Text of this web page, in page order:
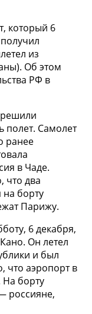
который 6
из
Об этом
РФ в
полет. Самолет
ранее
в Чаде.
что два
на борту
Парижу.
6 декабря,
Он летел
и был
что аэропорт в
борту
россияне,